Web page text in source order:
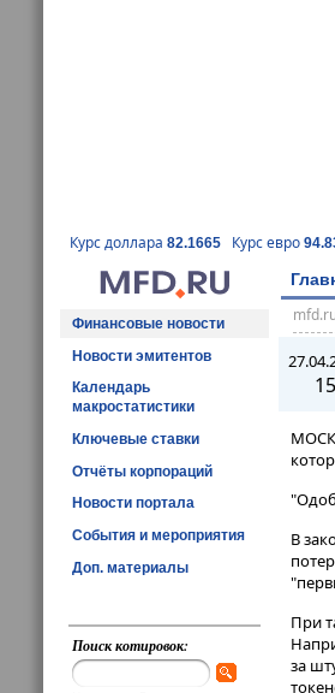
Курс доллара 82.1665 Курс евро
Финансовые новости
Новости эмитентов
Календарь
макростатистики
Ключевые ставки
Отчёты корпораций
Новости портала
События и мероприятия
Доп. материалы
Поиск котировок:
В
При
за